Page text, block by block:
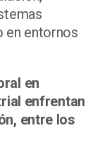
en entornos
en
enfrentan
entre los